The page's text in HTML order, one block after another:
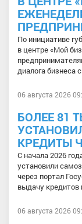
По инициативе
в центре «Мой
диалога бизнеса
06 августа 2026
БОЛЕЕ 81
КРЕДИТЫ
С начала 2026
установили
через портал
выдачу кредитов
06 августа 2026